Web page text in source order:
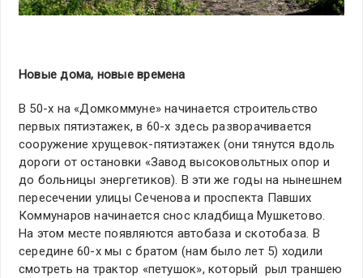
Новые дома, новые времена
В 50-х на «Домкоммуне» начинается строительство
первых пятиэтажек, в 60-х здесь разворачивается
сооружение хрущевок-пятиэтажек (они тянутся вдоль
дороги от остановки «Завод высоковольтных опор и
до больницы энергетиков). В эти же годы на нынешнем
пересечении улицы Сеченова и проспекта Павших
Коммунаров начинается снос кладбища Мушкетово.
На этом месте появляются автобаза и скотобаза. В
середине 60-х мы с братом (нам было лет 5) ходили
смотреть на трактор «петушок», который рыл траншею